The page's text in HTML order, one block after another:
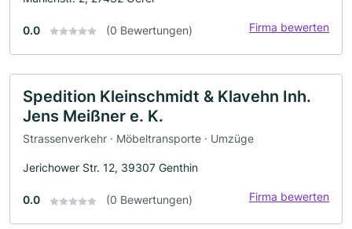
0.0 (0 Bewertungen) Firma bewerten
Spedition Kleinschmidt & Klavehn Inh.
Jens Meißner e. K.
Strassenverkehr · Möbeltransporte · Umzüge
Jerichower Str. 12, 39307 Genthin
0.0 (0 Bewertungen) Firma bewerten